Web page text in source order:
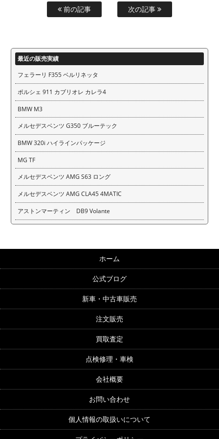
前の記事 次の記事
最近の販売実績
フェラーリ F355 ベルリネッタ
ポルシェ 911 カブリオレ カレラ4
BMW M3
メルセデスベンツ G350 ブルーテック
BMW 320i ハイラインパッケージ
MG TF
メルセデスベンツ AMG S63 ロング
メルセデスベンツ AMG CLA45 4MATIC
アストンマーティン DB9 Volante
ホーム
公式ブログ
新車・中古車販売
注文販売
買取査定
点検修理・車検
会社概要
お問い合わせ
個人情報の取扱いについて